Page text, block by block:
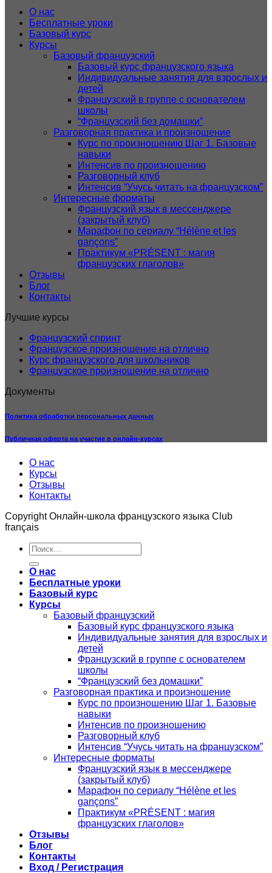
О нас
Бесплатные уроки
Базовый курс
Курсы
Базовый французский
Базовый курс французского языка
Индивидуальные занятия для взрослых и
детей
Французский в группе с основателем
школы
“Французский без домашки”
Разговорная практика и произношение
Курс по произношению Шаг 1. Базовые
навыки
Интенсив по произношению
Разговорный клуб
Интенсив “Учусь читать на французском”
Интересные форматы
Французский язык в мессенджере
(закрытый клуб)
Марафон по сериалу “Hélène et les
gançons”
Практикум «PRÉSENT : магия
французских глаголов»
Отзывы
Блог
Контакты
Лучшие курсы
Французский спринт
Французское произношение на отлично
Курс французского для школьников
Французское произношение на отлично
Документы
Политика обработки персональных данных
Публичная оферта на участие в онлайн-курсах
О нас
Курсы
Отзывы
Контакты
Copyright Онлайн-школа французского языка Club
français
Искать:
О нас
Бесплатные уроки
Базовый курс
Курсы
Базовый французский
Базовый курс французского языка
Индивидуальные занятия для взрослых и
детей
Французский в группе с основателем
школы
“Французский без домашки”
Разговорная практика и произношение
Курс по произношению Шаг 1. Базовые
навыки
Интенсив по произношению
Разговорный клуб
Интенсив “Учусь читать на французском”
Интересные форматы
Французский язык в мессенджере
(закрытый клуб)
Марафон по сериалу “Hélène et les
gançons”
Практикум «PRÉSENT : магия
французских глаголов»
Отзывы
Блог
Контакты
Вход / Регистрация